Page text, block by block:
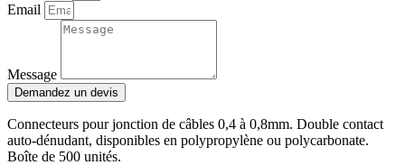
Email
Message
Demandez un devis
Connecteurs pour jonction de câbles 0,4 à 0,8mm. Double contact
auto-dénudant, disponibles en polypropylène ou polycarbonate.
Boîte de 500 unités.